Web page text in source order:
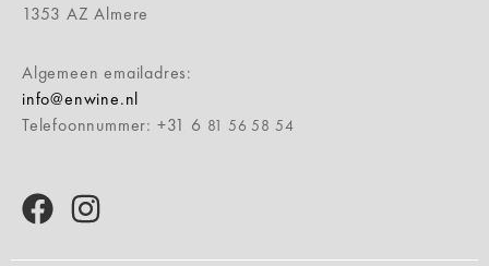
1353 AZ Almere
Algemeen emailadres:
info@enwine.nl
Telefoonnummer: +31 6 81 56 58 54